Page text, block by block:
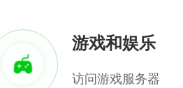
游戏和娱乐
访问游戏服务器